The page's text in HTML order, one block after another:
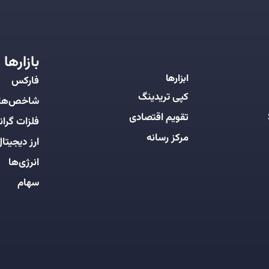
ابزارها
کپی تریدینگ
تقویم اقتصادی
مرکز رسانه
بازارها
فارکس
فلزات
ارز
انرژی‌ها
سهام